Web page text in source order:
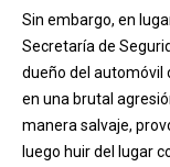
Sin embargo, en
Secretaría de
dueño del automóvil
en una brutal
manera salvaje,
luego huir del lugar